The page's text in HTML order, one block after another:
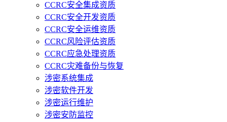
CCRC安全集成资质
CCRC安全开发资质
CCRC安全运维资质
CCRC风险评估资质
CCRC应急处理资质
CCRC灾难备份与恢复
涉密系统集成
涉密软件开发
涉密运行维护
涉密安防监控